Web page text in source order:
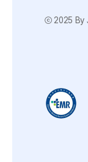
ⓒ 2025 By